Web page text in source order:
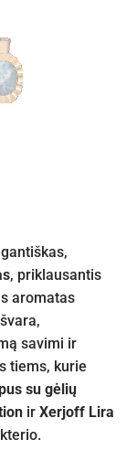
, priklausantis
aromatas
savimi ir
tiems, kurie
su gėlių
ir Xerjoff Lira